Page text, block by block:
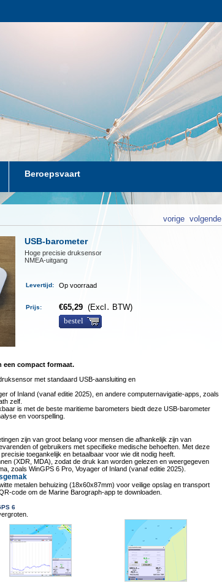
Beroepsvaart
volgende
vorige
USB-barometer
Hoge precisie druksensor
NMEA-uitgang
Levertijd: Op voorraad
Prijs: €65,29 (Excl․ BTW)
bestel
een compact formaat.
met standaard USB-aansluiting en
of Inland (vanaf editie 2025), en andere computernavigatie-apps, zoals
zelf.
is met de beste maritieme barometers biedt deze USB-barometer
en voorspelling.
zijn van groot belang voor mensen die afhankelijk zijn van
of gebruikers met specifieke medische behoeften. Met deze
toegankelijk en betaalbaar voor wie dit nodig heeft.
(XDR, MDA), zodat de druk kan worden gelezen en weergegeven
zoals WinGPS 6 Pro, Voyager of Inland (vanaf editie 2025).
metalen behuizing (18x60x87mm) voor veilige opslag en transport
code om de Marine Barograph-app te downloaden.
6